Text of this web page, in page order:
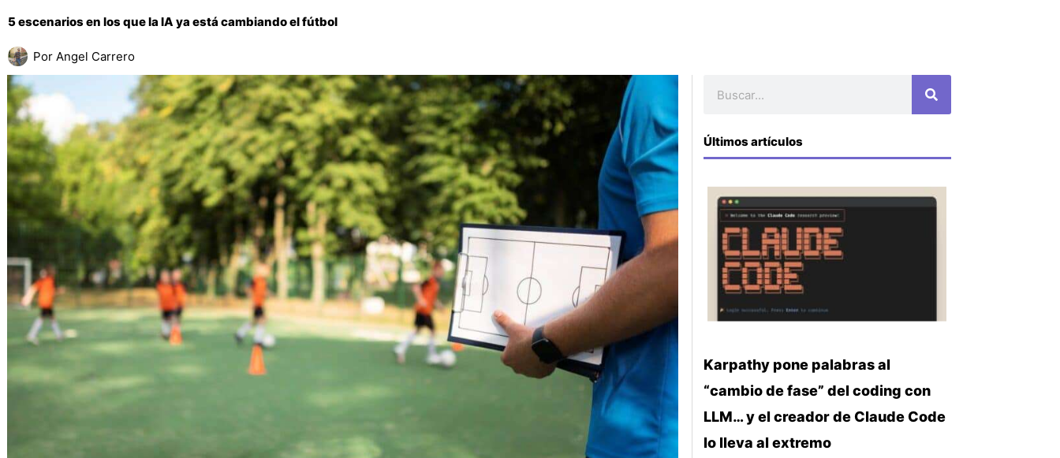
5 escenarios en los que la IA ya está cambiando el fútbol
Por Angel Carrero
Últimos artículos
Karpathy pone palabras al
“cambio de fase” del coding con
LLM… y el creador de Claude Code
lo lleva al extremo